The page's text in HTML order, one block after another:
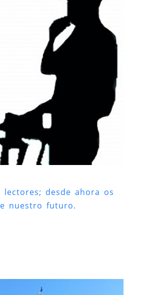
lectores; desde ahora os
nuestro futuro.